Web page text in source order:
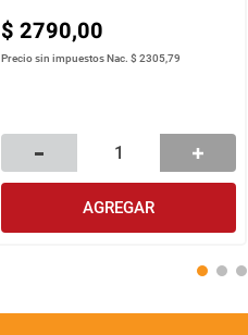
$ 2790,00
Precio sin impuestos Nac.$ 2305,79
AGREGAR